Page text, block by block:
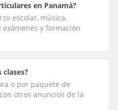
en Panamá?
escolar, música,
y formación
o por paquete de
otros anuncios de la